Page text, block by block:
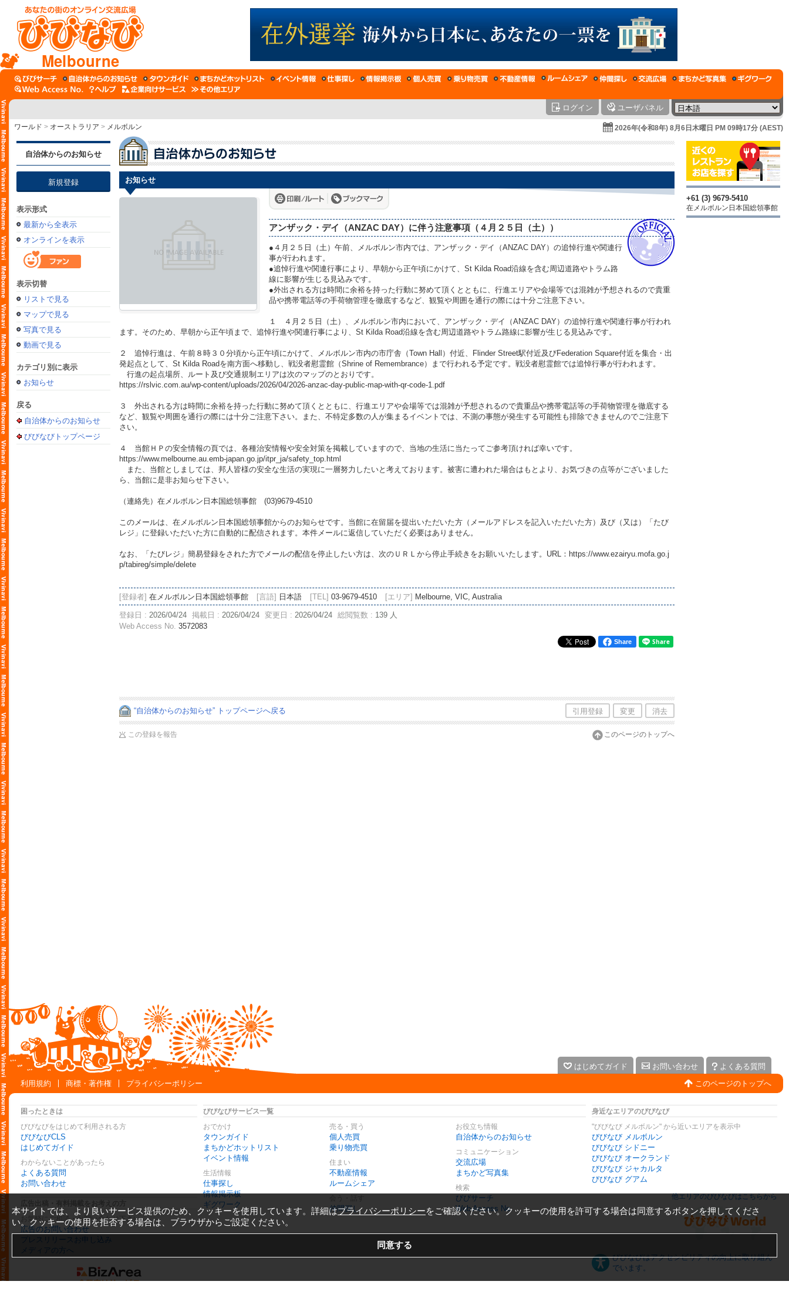
Melbourne
ログイン ユーザパネル
ワールド > オーストラリア > メルボルン 2026年(令和8年) 8月6日木曜日 PM 09時17分 (AEST)
自治体からのお知らせ
新規登録
表示形式
最新から全表示
オンラインを表示
表示切替
リストで見る
マップで見る
写真で見る
動画で見る
カテゴリ別に表示
お知らせ
戻る
自治体からのお知らせ
びびなびトップページ
お知らせ
アンザック・デイ（ANZAC DAY）に伴う注意事項（４月２５日（土））
●４月２５日（土）午前、メルボルン市内では、アンザック・デイ（ANZAC DAY）の追悼行進や関連行
事が行われます。
●追悼行進や関連行事により、早朝から正午頃にかけて、St Kilda Road沿線を含む周辺道路やトラム路
線に影響が生じる見込みです。
●外出される方は時間に余裕を持った行動に努めて頂くとともに、行進エリアや会場等では混雑が予想されるので貴重
品や携帯電話等の手荷物管理を徹底するなど、観覧や周囲を通行の際には十分ご注意下さい。
１ ４月２５日（土）、メルボルン市内において、アンザック・デイ（ANZAC DAY）の追悼行進や関連行事が行われ
ます。そのため、早朝から正午頃まで、追悼行進や関連行事により、St Kilda Road沿線を含む周辺道路やトラム路線に影響が生じる見込みです。
２ 追悼行進は、午前８時３０分頃から正午頃にかけて、メルボルン市内の市庁舎（Town Hall）付近、Flinder Street駅付近及びFederation Square付近を集合・出
発起点として、St Kilda Roadを南方面へ移動し、戦没者慰霊館（Shrine of Remembrance）まで行われる予定です。戦没者慰霊館では追悼行事が行われます。
行進の起点場所、ルート及び交通規制エリアは次のマップのとおりです。
https://rslvic.com.au/wp-content/uploads/2026/04/2026-anzac-day-public-map-with-qr-code-1.pdf
３ 外出される方は時間に余裕を持った行動に努めて頂くとともに、行進エリアや会場等では混雑が予想されるので貴重品や携帯電話等の手荷物管理を徹底する
など、観覧や周囲を通行の際には十分ご注意下さい。また、不特定多数の人が集まるイベントでは、不測の事態が発生する可能性も排除できませんのでご注意下
さい。
４ 当館ＨＰの安全情報の頁では、各種治安情報や安全対策を掲載していますので、当地の生活に当たってご参考頂ければ幸いです。
https://www.melbourne.au.emb-japan.go.jp/itpr_ja/safety_top.html
また、当館としましては、邦人皆様の安全な生活の実現に一層努力したいと考えております。被害に遭われた場合はもとより、お気づきの点等がございました
ら、当館に是非お知らせ下さい。
（連絡先）在メルボルン日本国総領事館 (03)9679-4510
このメールは、在メルボルン日本国総領事館からのお知らせです。当館に在留届を提出いただいた方（メールアドレスを記入いただいた方）及び（又は）「たび
レジ」に登録いただいた方に自動的に配信されます。本件メールに返信していただく必要はありません。
なお、「たびレジ」簡易登録をされた方でメールの配信を停止したい方は、次のＵＲＬから停止手続きをお願いいたします。URL： https://www.ezairyu.mofa.go.j
p/tabireg/simple/delete
[登録者] 在メルボルン日本国総領事館 [言語] 日本語 [TEL] 03-9679-4510 [エリア] Melbourne, VIC, Australia
登録日 : 2026/04/24 掲載日 : 2026/04/24 変更日 : 2026/04/24 総閲覧数 : 139 人
Web Access No. 3572083
Share
“自治体からのお知らせ” トップページへ戻る 引用登録 変更 消去
この登録を報告 このページのトップへ
+61 (3) 9679-5410
在メルボルン日本国総領事館
はじめてガイド お問い合わせ
よくある質問
利用規約
商標・著作権 プライバシーポリシー このページのトップへ
困ったときは
びびなびをはじめて利用される方
びびなびCLS
はじめてガイド
わからないことがあったら
よくある質問
お問い合わせ
お気軽にご相談・お問い合わせ下さい
広告のお問い合わせ
プレスリリースお申し込み
メディアの方へ
びびなびサービス一覧
おでかけ
タウンガイド
まちかどホットリスト
イベント情報
生活情報
仕事探し
情報掲示板
ギグワーク
売る・買う
個人売買
乗り物売買
住まい
不動産情報
ルームシェア
仲間探し
お役立ち情報
自治体からのお知らせ
コミュニケーション
交流広場
まちかど写真集
検索
びびサーチ
Web Access No.
身近なエリアのびびなび
"びびなび メルボルン" から近いエリアを表示中
びびなび メルボルン
びびなび シドニー
びびなび オークランド
びびなび ジャカルタ
びびなび グアム
他エリアのびびなびはこちらから
びびなびはアクセシビリティの向上に取り組ん
でいます。
本サイトでは、より良いサービス提供のため、クッキーを使用しています。詳細はプライバシーポリシーをご確認ください。クッキーの使用を許可する場合は同意するボタンを押してくださ
い。クッキーの使用を拒否する場合は、ブラウザからご設定ください。